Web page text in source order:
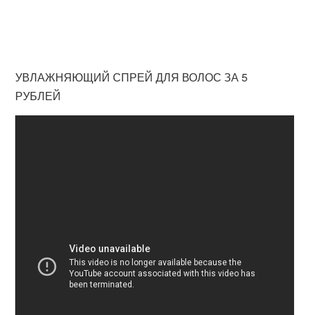
УВЛАЖНЯЮЩИЙ СПРЕЙ ДЛЯ ВОЛОС ЗА 5
РУБЛЕЙ